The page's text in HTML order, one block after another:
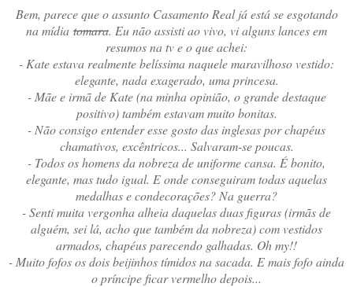
Bem, parece que o assunto Casamento Real já está se esgotando
na mídia tomara. Eu não assisti ao vivo, vi alguns lances em
resumos na tv e o que achei:
- Kate estava realmente belíssima naquele maravilhoso vestido:
elegante, nada exagerado, uma princesa.
- Mãe e irmã de Kate (na minha opinião, o grande destaque
positivo) também estavam muito bonitas.
- Não consigo entender esse gosto das inglesas por chapéus
chamativos, excêntricos... Salvaram-se poucas.
- Todos os homens da nobreza de uniforme cansa. É bonito,
elegante, mas tudo igual. E onde conseguiram todas aquelas
medalhas e condecorações? Na guerra?
- Senti muita vergonha alheia daquelas duas figuras (irmãs de
alguém, sei lá, acho que também da nobreza) com vestidos
armados, chapéus parecendo galhadas. Oh my!!
- Muito fofos os dois beijinhos tímidos na sacada. E mais fofo ainda
o príncipe ficar vermelho depois...